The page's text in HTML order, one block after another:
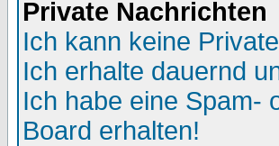
Private Nachrichten
Ich kann keine
Ich erhalte dauernd
Ich habe eine Spam-
Board erhalten!